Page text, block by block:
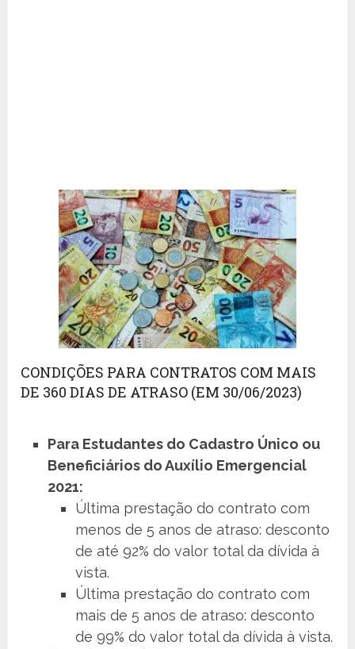
CONDIÇÕES PARA CONTRATOS COM MAIS
DE 360 DIAS DE ATRASO (EM 30/06/2023)
Para Estudantes do Cadastro Único ou
Beneficiários do Auxílio Emergencial
2021:
Última prestação do contrato com
menos de 5 anos de atraso: desconto
de até 92% do valor total da dívida à
vista.
Última prestação do contrato com
mais de 5 anos de atraso: desconto
de 99% do valor total da dívida à vista.